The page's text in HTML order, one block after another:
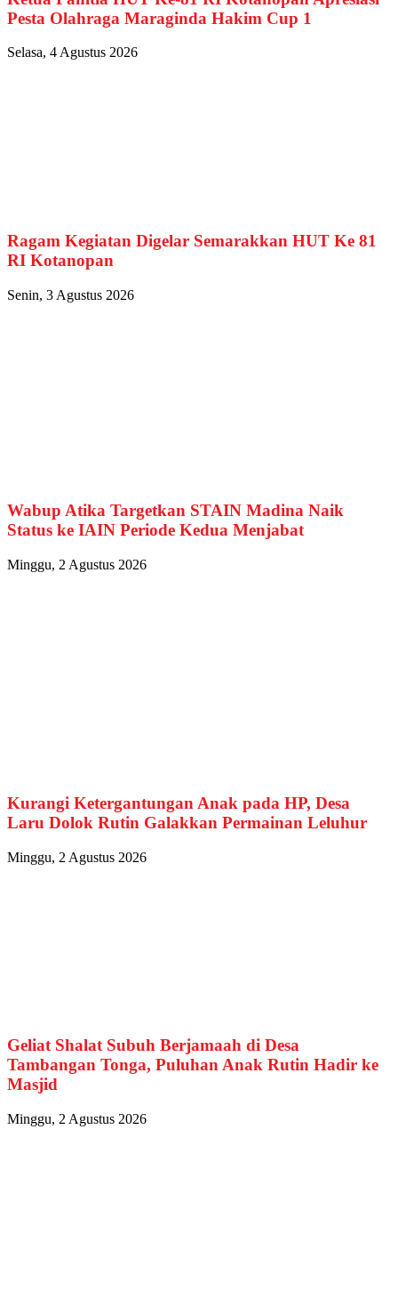
Pesta Olahraga Maraginda Hakim Cup 1
Selasa, 4 Agustus 2026
Ragam Kegiatan Digelar Semarakkan HUT Ke 81
RI Kotanopan
Senin, 3 Agustus 2026
Wabup Atika Targetkan STAIN Madina Naik
Status ke IAIN Periode Kedua Menjabat
Minggu, 2 Agustus 2026
Kurangi Ketergantungan Anak pada HP, Desa
Laru Dolok Rutin Galakkan Permainan Leluhur
Minggu, 2 Agustus 2026
Geliat Shalat Subuh Berjamaah di Desa
Tambangan Tonga, Puluhan Anak Rutin Hadir ke
Masjid
Minggu, 2 Agustus 2026